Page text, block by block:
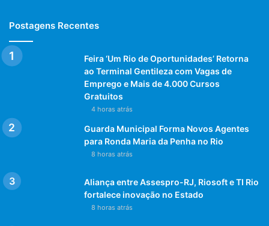
Postagens Recentes
Feira ‘Um Rio de Oportunidades’ Retorna
ao Terminal Gentileza com Vagas de
Emprego e Mais de 4.000 Cursos
Gratuitos
4 horas atrás
Guarda Municipal Forma Novos Agentes
para Ronda Maria da Penha no Rio
8 horas atrás
Aliança entre Assespro-RJ, Riosoft e TI Rio
fortalece inovação no Estado
8 horas atrás